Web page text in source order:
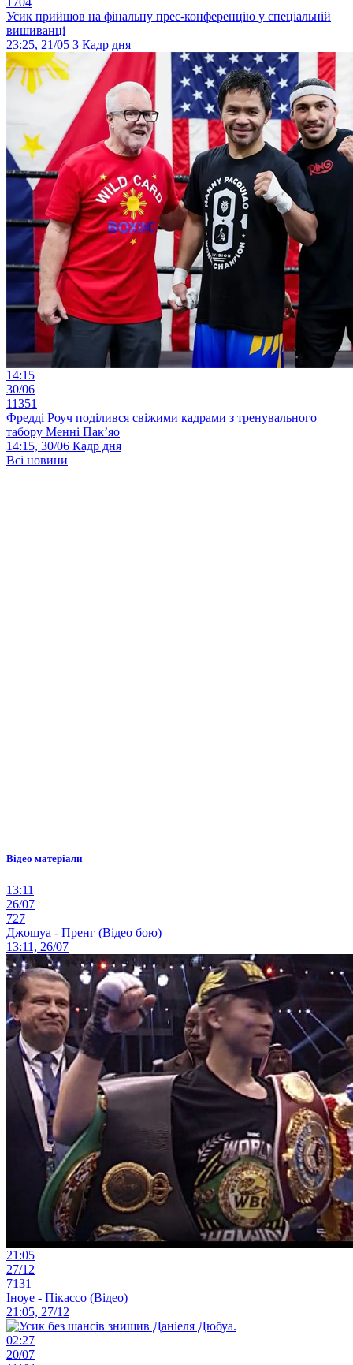
Усик прийшов на фінальну прес-конференцію у спеціальній
вишиванці
23:25, 21/05 3 Кадр дня
14:15
30/06
11351
Фредді Роуч поділився свіжими кадрами з тренувального
табору Менні Пак’яо
14:15, 30/06 Кадр дня
Всі новини
Відео матеріали
13:11
26/07
727
Джошуа - Пренг (Відео бою)
13:11, 26/07
21:05
27/12
7131
Іноуе - Пікассо (Відео)
21:05, 27/12
02:27
20/07